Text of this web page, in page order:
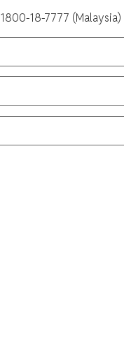
1800-18-7777 (Malaysia)